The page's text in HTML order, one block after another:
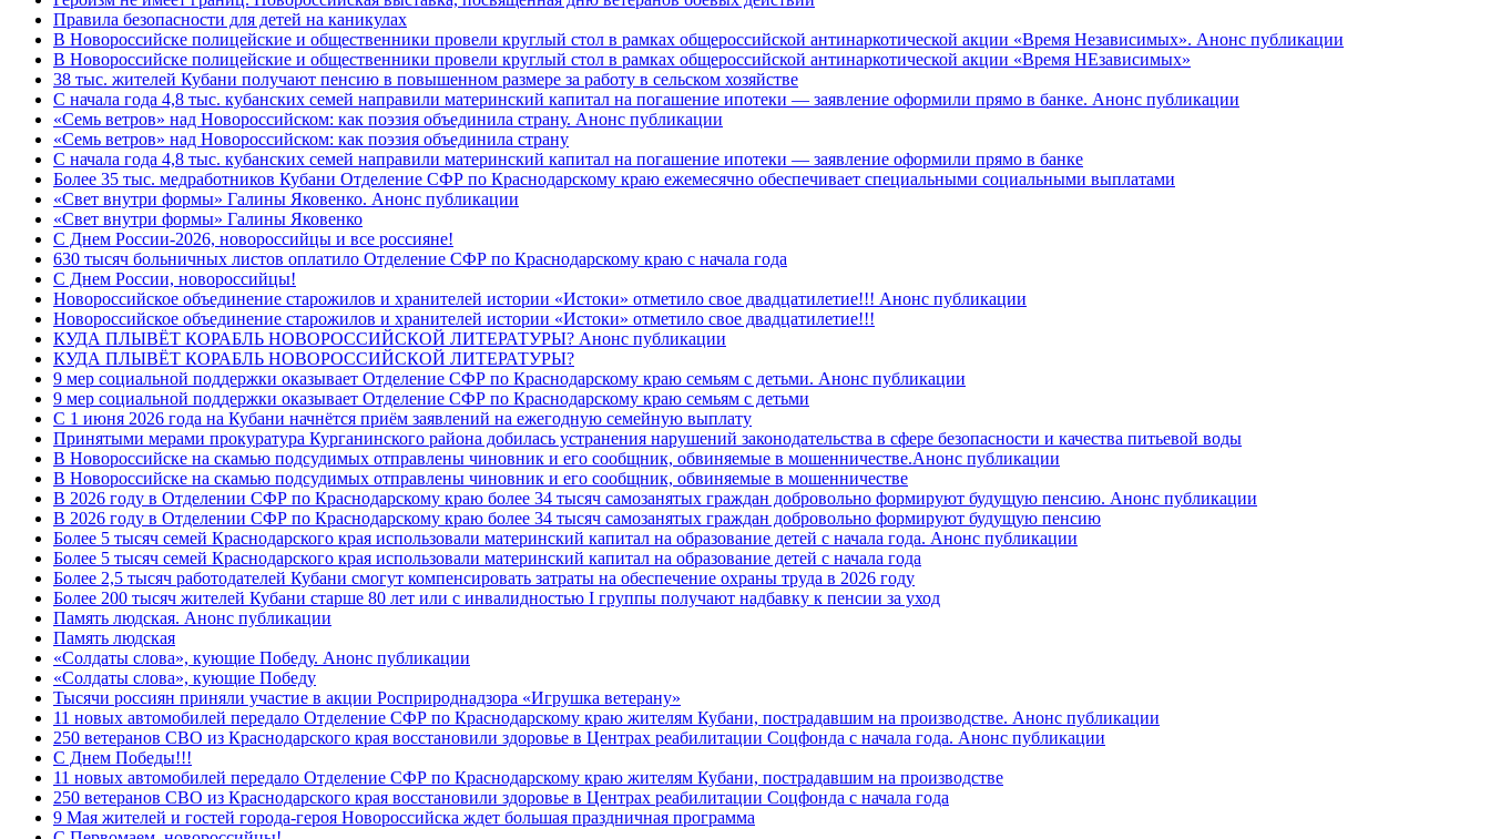
Правила безопасности для детей на каникулах
В Новороссийске полицейские и общественники провели круглый стол в рамках общероссийской антинаркотической акции «Время Независимых». Анонс публикации
В Новороссийске полицейские и общественники провели круглый стол в рамках общероссийской антинаркотической акции «Время НЕзависимых»
38 тыс. жителей Кубани получают пенсию в повышенном размере за работу в сельском хозяйстве
С начала года 4,8 тыс. кубанских семей направили материнский капитал на погашение ипотеки — заявление оформили прямо в банке. Анонс публикации
«Семь ветров» над Новороссийском: как поэзия объединила страну. Анонс публикации
«Семь ветров» над Новороссийском: как поэзия объединила страну
С начала года 4,8 тыс. кубанских семей направили материнский капитал на погашение ипотеки — заявление оформили прямо в банке
Более 35 тыс. медработников Кубани Отделение СФР по Краснодарскому краю ежемесячно обеспечивает специальными социальными выплатами
«Свет внутри формы» Галины Яковенко. Анонс публикации
«Свет внутри формы» Галины Яковенко
C Днем России-2026, новороссийцы и все россияне!
630 тысяч больничных листов оплатило Отделение СФР по Краснодарскому краю с начала года
C Днем России, новороссийцы!
Новороссийское объединение старожилов и хранителей истории «Истоки» отметило свое двадцатилетие!!! Анонс публикации
Новороссийское объединение старожилов и хранителей истории «Истоки» отметило свое двадцатилетие!!!
КУДА ПЛЫВЁТ КОРАБЛЬ НОВОРОССИЙСКОЙ ЛИТЕРАТУРЫ? Анонс публикации
КУДА ПЛЫВЁТ КОРАБЛЬ НОВОРОССИЙСКОЙ ЛИТЕРАТУРЫ?
9 мер социальной поддержки оказывает Отделение СФР по Краснодарскому краю семьям с детьми. Анонс публикации
9 мер социальной поддержки оказывает Отделение СФР по Краснодарскому краю семьям с детьми
С 1 июня 2026 года на Кубани начнётся приём заявлений на ежегодную семейную выплату
Принятыми мерами прокуратура Курганинского района добилась устранения нарушений законодательства в сфере безопасности и качества питьевой воды
В Новороссийске на скамью подсудимых отправлены чиновник и его сообщник, обвиняемые в мошенничестве.Анонс публикации
В Новороссийске на скамью подсудимых отправлены чиновник и его сообщник, обвиняемые в мошенничестве
В 2026 году в Отделении СФР по Краснодарскому краю более 34 тысяч самозанятых граждан добровольно формируют будущую пенсию. Анонс публикации
В 2026 году в Отделении СФР по Краснодарскому краю более 34 тысяч самозанятых граждан добровольно формируют будущую пенсию
Более 5 тысяч семей Краснодарского края использовали материнский капитал на образование детей с начала года. Анонс публикации
Более 5 тысяч семей Краснодарского края использовали материнский капитал на образование детей с начала года
Более 2,5 тысяч работодателей Кубани смогут компенсировать затраты на обеспечение охраны труда в 2026 году
Более 200 тысяч жителей Кубани старше 80 лет или с инвалидностью I группы получают надбавку к пенсии за уход
Память людская. Анонс публикации
Память людская
«Солдаты слова», кующие Победу. Анонс публикации
«Солдаты слова», кующие Победу
Тысячи россиян приняли участие в акции Росприроднадзора «Игрушка ветерану»
11 новых автомобилей передало Отделение СФР по Краснодарскому краю жителям Кубани, пострадавшим на производстве. Анонс публикации
250 ветеранов СВО из Краснодарского края восстановили здоровье в Центрах реабилитации Соцфонда с начала года. Анонс публикации
С Днем Победы!!!
11 новых автомобилей передало Отделение СФР по Краснодарскому краю жителям Кубани, пострадавшим на производстве
250 ветеранов СВО из Краснодарского края восстановили здоровье в Центрах реабилитации Соцфонда с начала года
9 Мая жителей и гостей города-героя Новороссийска ждет большая праздничная программа